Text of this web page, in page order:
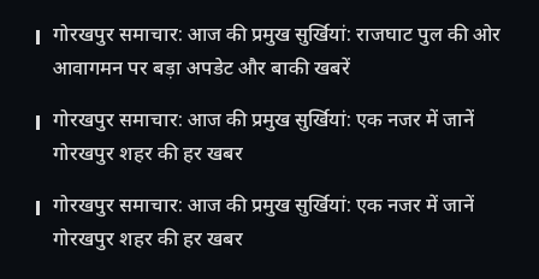
गोरखपुर समाचार: आज की प्रमुख सुर्खियां: राजघाट पुल की ओर
आवागमन पर बड़ा अपडेट और बाकी खबरें
गोरखपुर समाचार: आज की प्रमुख सुर्खियां: एक नजर में जानें
गोरखपुर शहर की हर खबर
गोरखपुर समाचार: आज की प्रमुख सुर्खियां: एक नजर में जानें
गोरखपुर शहर की हर खबर